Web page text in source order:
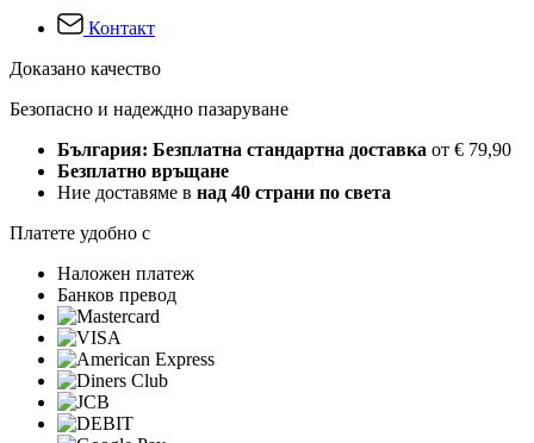
Контакт
Доказано качество
Безопасно и надеждно пазаруване
България: Безплатна стандартна доставка от € 79,90
Безплатно връщане
Ние доставяме в над 40 страни по света
Платете удобно с
Наложен платеж
Банков превод